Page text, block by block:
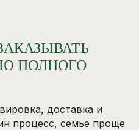
ПОЛНОГО
доставка и
процесс, семье проще